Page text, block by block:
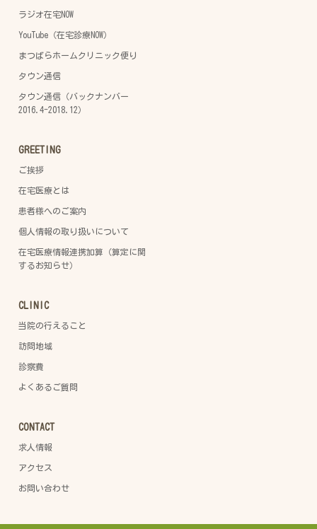
ラジオ在宅NOW
YouTube（在宅診療NOW）
まつばらホームクリニック便り
タウン通信
タウン通信（バックナンバー
2016.4-2018.12）
GREETING
ご挨拶
在宅医療とは
患者様へのご案内
個人情報の取り扱いについて
在宅医療情報連携加算（算定に関
するお知らせ）
CLINIC
当院の行えること
訪問地域
診察費
よくあるご質問
CONTACT
求人情報
アクセス
お問い合わせ